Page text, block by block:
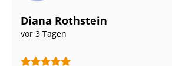
Diana Rothstein
vor 3 Tagen